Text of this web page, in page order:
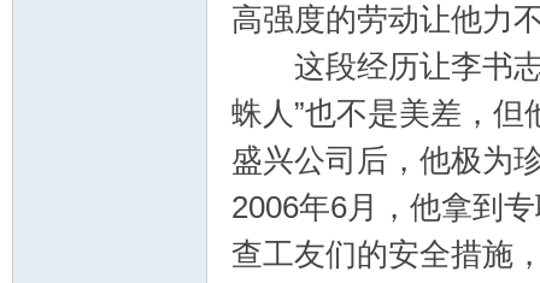
高强度的劳动让他力
这段经历让李书志
蛛人”也不是美差，
盛兴公司后，他极为
2006年6月，他拿到
查工友们的安全措施